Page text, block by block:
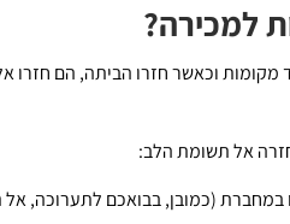
למכירה?
וכאשר חזרו הביתה, הם חזרו
אל תשומת הלב:
(כמובן, בבואכם לתערוכה,